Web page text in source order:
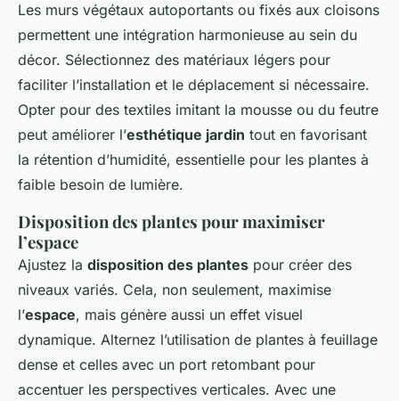
Les murs végétaux autoportants ou fixés aux cloisons
permettent une intégration harmonieuse au sein du
décor. Sélectionnez des matériaux légers pour
faciliter l’installation et le déplacement si nécessaire.
Opter pour des textiles imitant la mousse ou du feutre
peut améliorer l’esthétique jardin tout en favorisant
la rétention d’humidité, essentielle pour les plantes à
faible besoin de lumière.
Disposition des plantes pour maximiser
l’espace
Ajustez la disposition des plantes pour créer des
niveaux variés. Cela, non seulement, maximise
l’espace, mais génère aussi un effet visuel
dynamique. Alternez l’utilisation de plantes à feuillage
dense et celles avec un port retombant pour
accentuer les perspectives verticales. Avec une